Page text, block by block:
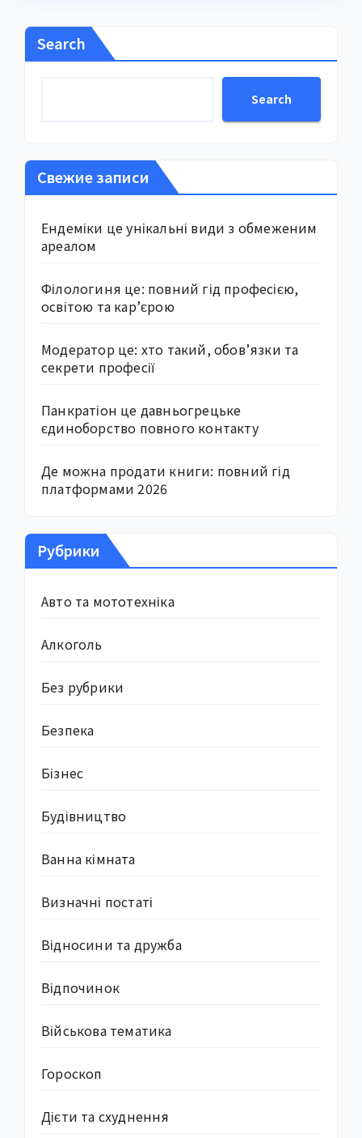
Search
Search
Свежие записи
Ендеміки це унікальні види з обмеженим
ареалом
Філологиня це: повний гід професією,
освітою та кар’єрою
Модератор це: хто такий, обов’язки та
секрети професії
Панкратіон це давньогрецьке
єдиноборство повного контакту
Де можна продати книги: повний гід
платформами 2026
Рубрики
Авто та мототехніка
Алкоголь
Без рубрики
Безпека
Бізнес
Будівництво
Ванна кімната
Визначні постаті
Відносини та дружба
Відпочинок
Військова тематика
Гороскоп
Дієти та схуднення